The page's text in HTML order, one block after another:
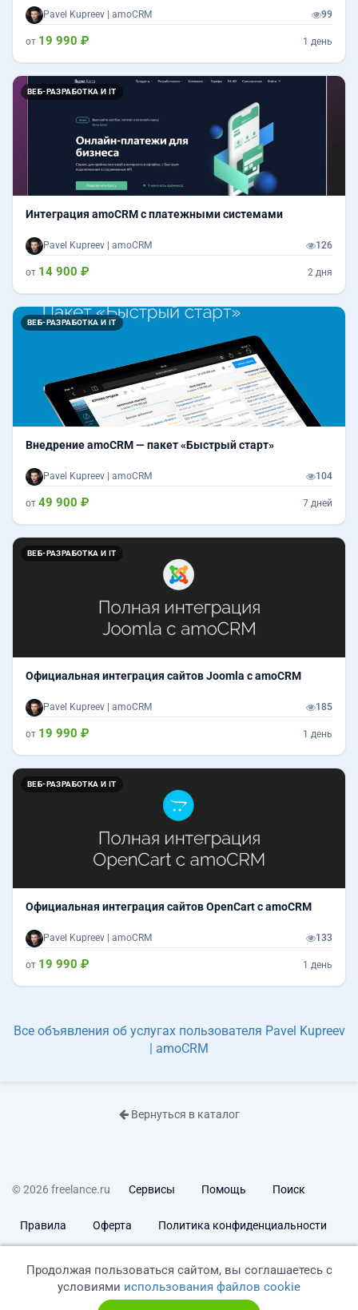
Pavel Kupreev | amoCRM 99
от 19 990 ₽ 1 день
ВЕБ-РАЗРАБОТКА И IT
Интеграция amoCRM c платежными системами
Pavel Kupreev | amoCRM 126
от 14 900 ₽ 2 дня
ВЕБ-РАЗРАБОТКА И IT
Внедрение amoCRM — пакет «Быстрый старт»
Pavel Kupreev | amoCRM 104
от 49 900 ₽ 7 дней
ВЕБ-РАЗРАБОТКА И IT
Официальная интеграция сайтов Joomla с amoCRM
Pavel Kupreev | amoCRM 185
от 19 990 ₽ 1 день
ВЕБ-РАЗРАБОТКА И IT
Официальная интеграция сайтов OpenCart c amoCRM
Pavel Kupreev | amoCRM 133
от 19 990 ₽ 1 день
Все объявления об услугах пользователя Pavel Kupreev
| amoCRM
Вернуться в каталог
© 2026 freelance.ru Сервисы Помощь Поиск
Правила Оферта Политика конфиденциальности
Продолжая пользоваться сайтом, вы соглашаетесь с
условиями использования файлов cookie